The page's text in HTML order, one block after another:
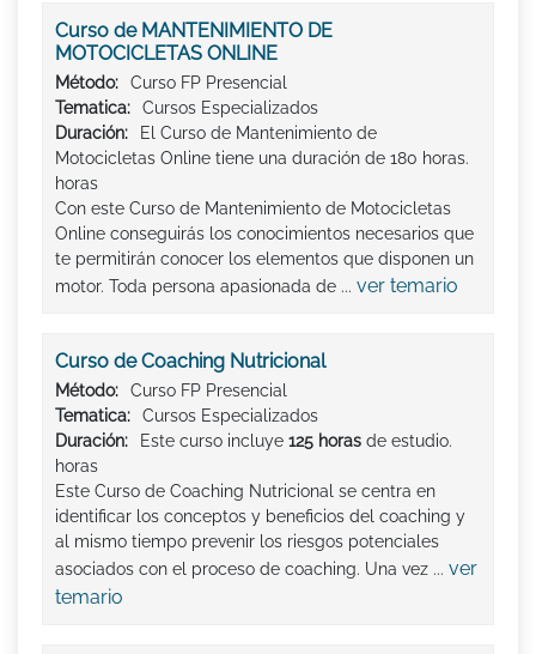
Curso de MANTENIMIENTO DE
MOTOCICLETAS ONLINE
Método:
Curso FP Presencial
Tematica:
Cursos Especializados
Duración:
El Curso de Mantenimiento de
Motocicletas Online tiene una duración de 180 horas.
horas
Con este Curso de Mantenimiento de Motocicletas
Online conseguirás los conocimientos necesarios que
te permitirán conocer los elementos que disponen un
motor. Toda persona apasionada de ... ver temario
Curso de Coaching Nutricional
Método:
Curso FP Presencial
Tematica:
Cursos Especializados
Duración:
Este curso incluye 125 horas de estudio.
horas
Este Curso de Coaching Nutricional se centra en
identificar los conceptos y beneficios del coaching y
al mismo tiempo prevenir los riesgos potenciales
asociados con el proceso de coaching. Una vez ... ver
temario